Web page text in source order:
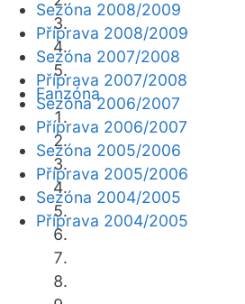
Fanzóna
Sezóna 2008/2009
Příprava 2008/2009
Sezóna 2007/2008
Příprava 2007/2008
Sezóna 2006/2007
Příprava 2006/2007
Sezóna 2005/2006
Příprava 2005/2006
Sezóna 2004/2005
Příprava 2004/2005